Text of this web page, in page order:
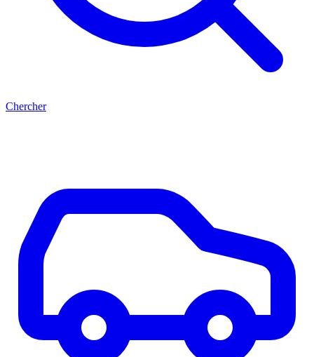
Chercher